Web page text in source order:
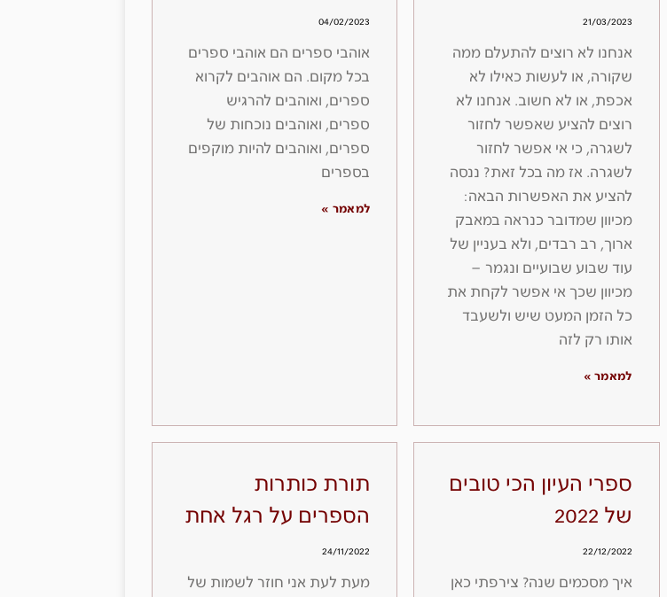
21/03/2023
אנחנו לא רוצים להתעלם ממה
שקורה, או לעשות כאילו לא
אכפת, או לא חשוב. אנחנו לא
רוצים להציע שאפשר לחזור
לשגרה, כי אי אפשר לחזור
לשגרה. אז מה בכל זאת? ננסה
להציע את האפשרות הבאה:
מכיוון שמדובר כנראה במאבק
ארוך, רב רבדים, ולא בעניין של
עוד שבוע שבועיים ונגמר –
מכיוון שכך אי אפשר לקחת את
כל הזמן המעט שיש ולשעבד
אותו רק לזה
למאמר »
04/02/2023
אוהבי ספרים הם אוהבי ספרים
בכל מקום. הם אוהבים לקרוא
ספרים, ואוהבים להרגיש
ספרים, ואוהבים נוכחות של
ספרים, ואוהבים להיות מוקפים
בספרים
למאמר »
ספרי העיון הכי טובים
של 2022
22/12/2022
איך מסכמים שנה? צירפתי כאן
תורת כותרות
הספרים על רגל אחת
24/11/2022
מעת לעת אני חוזר לשמות של